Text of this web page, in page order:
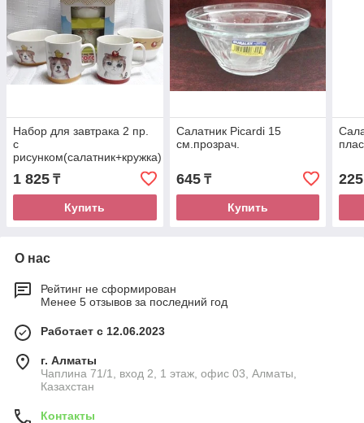
Набор для завтрака 2 пр.
с
рисунком(салатник+кружка)
1 825 ₸
Купить
Салатник Picardi 15
см.прозрач.
645₸
Купить
225
О нас
Рейтинг не сформирован
Менее 5 отзывов за последний год
Работает с 12.06.2023
г. Алматы
Чаплина 71/1, вход 2, 1 этаж, офис 03, Алматы,
Казахстан
Контакты